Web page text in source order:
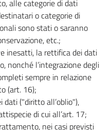
alle categorie di dati
o categorie di
sono stati o saranno
etc.;
inesatti, la rettifica dei dati
nonché l’integrazione degli
sempre in relazione
(art. 16);
dati ("diritto all’oblio"),
di cui all’art. 17;
nei casi previsti